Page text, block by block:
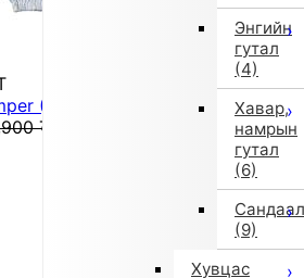
Энгийн
гутал
(4)
Хавар,
намрын
гутал
(6)
Сандаал
(9)
Хувцас
(Blue) [Non-returnable item]
₮